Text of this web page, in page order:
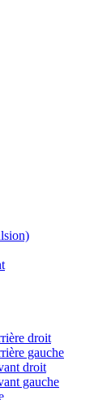
droit
gauche
droit
gauche